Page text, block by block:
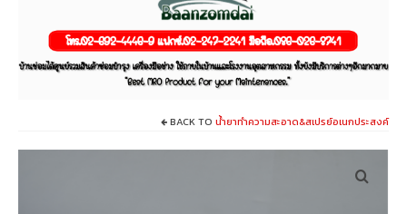
BACK TO น้ำยาทำความสะอาด&สเปรย์อเนกประสงค์